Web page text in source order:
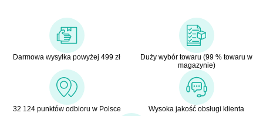
Darmowa wysyłka powyżej 499 zł
Duży wybór towaru (99 % towaru w
magazynie)
32 124 punktów odbioru w Polsce Wysoka jakość obsługi klienta